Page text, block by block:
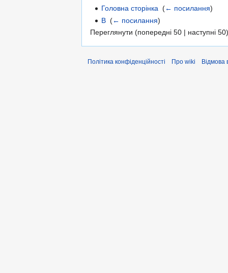
Головна сторінка ‎(← посилання)
В ‎(← посилання)
Переглянути (попередні 50 | наступні
Політика конфіденційності Про wiki Відмова